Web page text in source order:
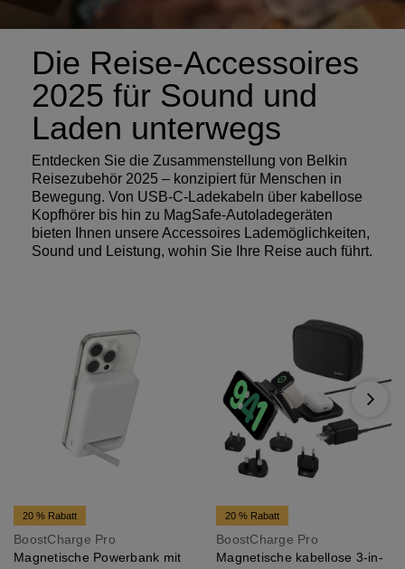
Die Reise-Accessoires
2025 für Sound und
Laden unterwegs
Entdecken Sie die Zusammenstellung von Belkin
Reisezubehör 2025 – konzipiert für Menschen in
Bewegung. Von USB-C-Ladekabeln über kabellose
Kopfhörer bis hin zu MagSafe-Autoladegeräten
bieten Ihnen unsere Accessoires Lademöglichkeiten,
Sound und Leistung, wohin Sie Ihre Reise auch führt.
BoostCharge Pro
20 % Rabatt
Magnetische Powerbank mit
BoostCharge Pro
20 % Rabatt
Magnetische kabellose 3-in-
Next